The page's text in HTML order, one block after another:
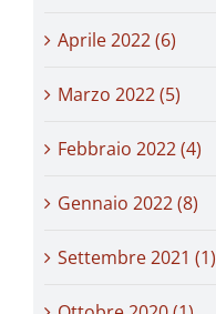
Aprile 2022 (6)
Marzo 2022 (5)
Febbraio 2022 (4)
Gennaio 2022 (8)
Settembre 2021 (1)